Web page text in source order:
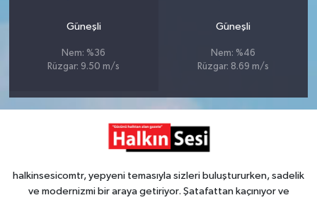
Güneşli
Nem: %36
Rüzgar: 9.50 m/s
Güneşli
Nem: %46
Rüzgar: 8.69 m/s
halkinsesicomtr, yepyeni temasıyla sizleri buluştururken, sadelik
ve modernizmi bir araya getiriyor. Şatafattan kaçınıyor ve